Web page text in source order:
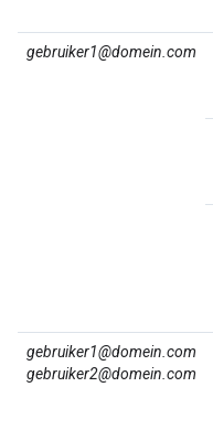
gebruiker1@domein.com
gebruiker1@domein.com
gebruiker2@domein.com